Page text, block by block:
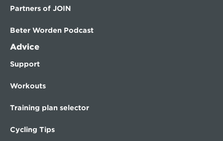
Partners of JOIN
Beter Worden Podcast
Advice
Support
Workouts
Training plan selector
Cycling Tips